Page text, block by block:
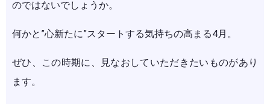
のではないでしょうか。
何かと”心新たに”スタートする気持ちの高まる4月。
ぜひ、この時期に、見なおしていただきたいものがあり
ます。